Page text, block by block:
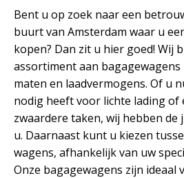
Bent u op zoek naar een
buurt van Amsterdam waar u
kopen? Dan zit u hier goed! Wij
assortiment aan bagagewagens
maten en laadvermogens. Of u
nodig heeft voor lichte lading
zwaardere taken, wij hebben
u. Daarnaast kunt u kiezen
wagens, afhankelijk van uw
Onze bagagewagens zijn